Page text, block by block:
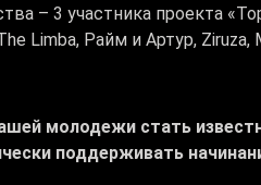
– 3 участника проекта
Limba, Райм и Артур,
молодежи стать
поддерживать